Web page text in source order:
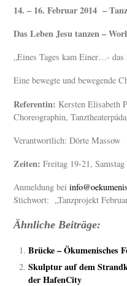
14. – 16. Februar 2014 –
Das Leben Jesu tanzen –
„Eines Tages kam Einer…-
Eine bewegte und bewegende
Referentin: Kersten Elisabeth
Choreographin,
Verantwortlich: Dörte Massow
Zeiten: Freitag 19-21,
Anmeldung bei
Stichwort: „Tanzprojekt
Ähnliche Beiträge:
Brücke – Ökumenisches
Skulptur auf dem
der HafenCity